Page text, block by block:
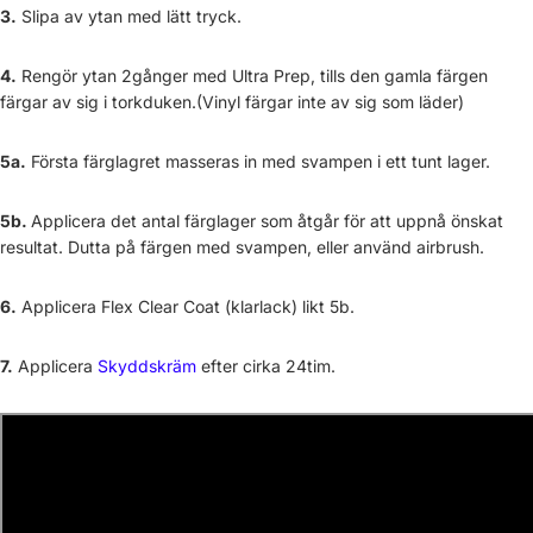
3. Slipa av ytan med lätt tryck.
4. Rengör ytan 2gånger med Ultra Prep, tills den gamla färgen
färgar av sig i torkduken.(Vinyl färgar inte av sig som läder)
5a. Första färglagret masseras in med svampen i ett tunt lager.
5b. Applicera det antal färglager som åtgår för att uppnå önskat
resultat. Dutta på färgen med svampen, eller använd airbrush.
6. Applicera Flex Clear Coat (klarlack) likt 5b.
7. Applicera Skyddskräm efter cirka 24tim.